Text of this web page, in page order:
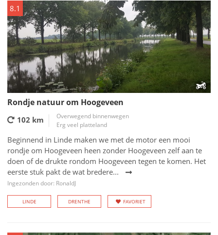
8.1
Rondje natuur om Hoogeveen
102 km
Overwegend binnenwegen
Erg veel platteland
Beginnend in Linde maken we met de motor een mooi
rondje om Hoogeveen heen zonder Hoogeveen zelf aan te
doen of de drukte rondom Hoogeveen tegen te komen. Het
eerste stuk pakt de wat bredere...
Ingezonden door: RonaldJ
LINDE DRENTHE FAVORIET